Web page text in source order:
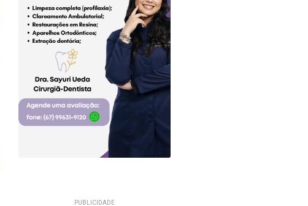
PUBLICIDADE